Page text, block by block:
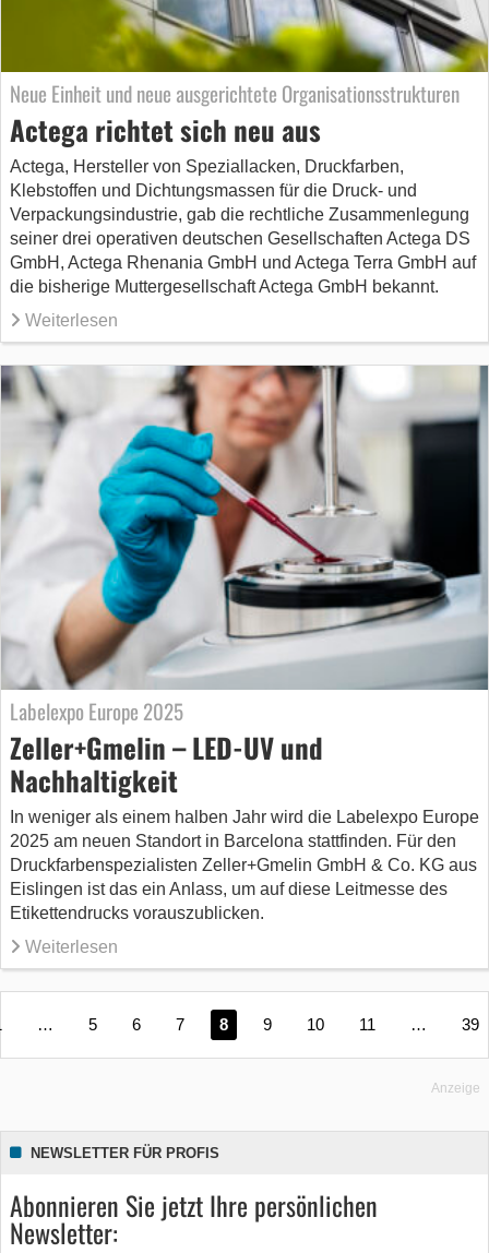
Neue Einheit und neue ausgerichtete Organisationsstrukturen
Actega richtet sich neu aus
Actega, Hersteller von Speziallacken, Druckfarben,
Klebstoffen und Dichtungsmassen für die Druck- und
Verpackungsindustrie, gab die rechtliche Zusammenlegung
seiner drei operativen deutschen Gesellschaften Actega DS
GmbH, Actega Rhenania GmbH und Actega Terra GmbH auf
die bisherige Muttergesellschaft Actega GmbH bekannt.
Weiterlesen
Labelexpo Europe 2025
Zeller+Gmelin – LED-UV und
Nachhaltigkeit
In weniger als einem halben Jahr wird die Labelexpo Europe
2025 am neuen Standort in Barcelona stattfinden. Für den
Druckfarbenspezialisten Zeller+Gmelin GmbH & Co. KG aus
Eislingen ist das ein Anlass, um auf diese Leitmesse des
Etikettendrucks vorauszublicken.
Weiterlesen
… 5 6 7 8 9 10 11 … 39
Anzeige
NEWSLETTER FÜR PROFIS
Abonnieren Sie jetzt Ihre persönlichen
Newsletter: